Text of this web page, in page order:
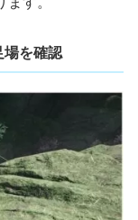
場を確認